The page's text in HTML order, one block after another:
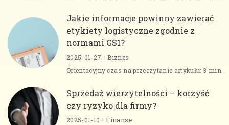
Jakie informacje powinny zawierać
etykiety logistyczne zgodnie z
normami GS1?
2025-01-27
Biznes
Orientacyjny czas na przeczytanie artykułu: 3 min
Sprzedaż wierzytelności – korzyść
czy ryzyko dla firmy?
2025-01-10
Finanse